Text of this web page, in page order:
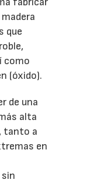
que
como
(óxido).
de una
alta
tanto a
en